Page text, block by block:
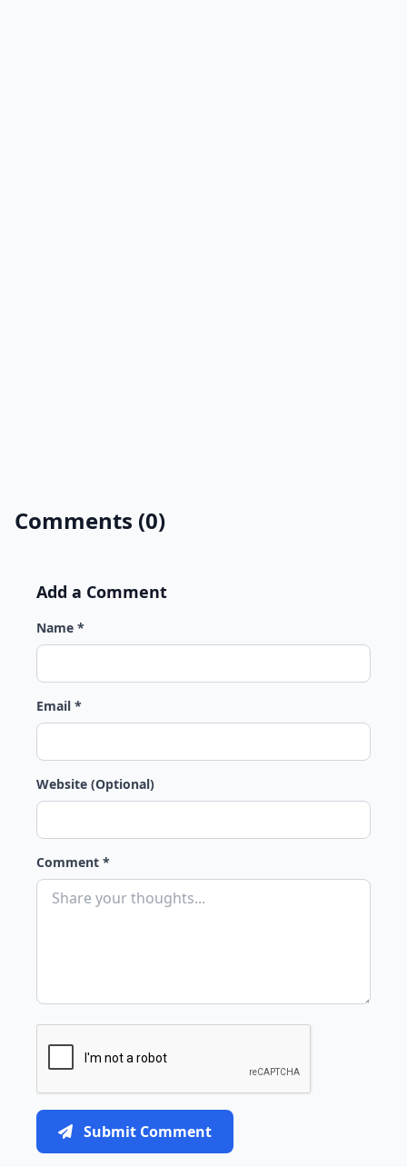
Comments (0)
Add a Comment
Name *
Email *
Website (Optional)
Comment *
Submit Comment